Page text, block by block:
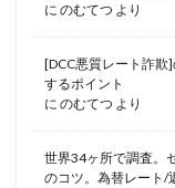
に のむてつ より
[DCC悪質レート詐欺
するポイント
に のむてつ より
世界34ヶ所で調査。
のコツ。為替レート/